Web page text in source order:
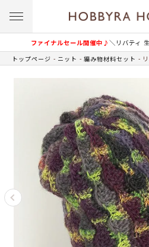
ファイナルセール開催中♪＼リバティ
トップページ ニット 編み物材料セット